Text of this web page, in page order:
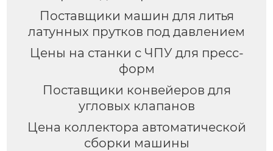
Поставщики машин для литья
латунных прутков под давлением
Цены на станки с ЧПУ для пресс-
форм
Поставщики конвейеров для
угловых клапанов
Цена коллектора автоматической
сборки машины